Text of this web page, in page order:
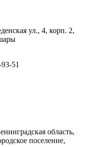
ул., 4, корп. 2,
51
область,
поселение,